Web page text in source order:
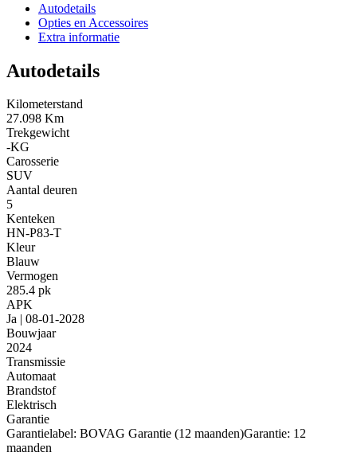
Autodetails
Opties en Accessoires
Extra informatie
Autodetails
Kilometerstand
27.098 Km
Trekgewicht
-KG
Carosserie
SUV
Aantal deuren
5
Kenteken
HN-P83-T
Kleur
Blauw
Vermogen
285.4 pk
APK
Ja | 08-01-2028
Bouwjaar
2024
Transmissie
Automaat
Brandstof
Elektrisch
Garantie
Garantielabel: BOVAG Garantie (12 maanden)Garantie: 12
maanden